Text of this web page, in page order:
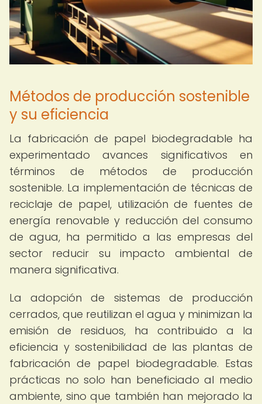
Métodos de producción sostenible
y su eficiencia
La fabricación de papel biodegradable ha
experimentado avances significativos en
términos de métodos de producción
sostenible. La implementación de técnicas de
reciclaje de papel, utilización de fuentes de
energía renovable y reducción del consumo
de agua, ha permitido a las empresas del
sector reducir su impacto ambiental de
manera significativa.
La adopción de sistemas de producción
cerrados, que reutilizan el agua y minimizan la
emisión de residuos, ha contribuido a la
eficiencia y sostenibilidad de las plantas de
fabricación de papel biodegradable. Estas
prácticas no solo han beneficiado al medio
ambiente, sino que también han mejorado la